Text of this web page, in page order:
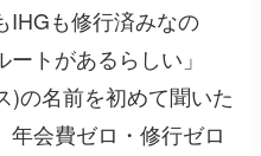
IHGも修行済みなの
トがあるらしい」
名前を初めて聞いた
年会費ゼロ・修行ゼロ